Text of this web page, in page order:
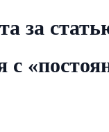
за
с